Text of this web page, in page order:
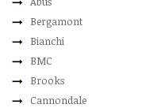
Bergamont
Bianchi
BMC
Brooks
Cannondale